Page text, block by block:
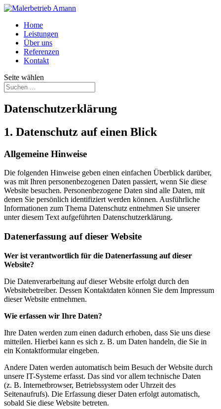
Home
Leistungen
Über uns
Referenzen
Kontakt
Seite wählen
Datenschutzerklärung
1. Datenschutz auf einen Blick
Allgemeine Hinweise
Die folgenden Hinweise geben einen einfachen Überblick darüber,
was mit Ihren personenbezogenen Daten passiert, wenn Sie diese
Website besuchen. Personenbezogene Daten sind alle Daten, mit
denen Sie persönlich identifiziert werden können. Ausführliche
Informationen zum Thema Datenschutz entnehmen Sie unserer
unter diesem Text aufgeführten Datenschutzerklärung.
Datenerfassung auf dieser Website
Wer ist verantwortlich für die Datenerfassung auf dieser
Website?
Die Datenverarbeitung auf dieser Website erfolgt durch den
Websitebetreiber. Dessen Kontaktdaten können Sie dem Impressum
dieser Website entnehmen.
Wie erfassen wir Ihre Daten?
Ihre Daten werden zum einen dadurch erhoben, dass Sie uns diese
mitteilen. Hierbei kann es sich z. B. um Daten handeln, die Sie in
ein Kontaktformular eingeben.
Andere Daten werden automatisch beim Besuch der Website durch
unsere IT-Systeme erfasst. Das sind vor allem technische Daten
(z. B. Internetbrowser, Betriebssystem oder Uhrzeit des
Seitenaufrufs). Die Erfassung dieser Daten erfolgt automatisch,
sobald Sie diese Website betreten.